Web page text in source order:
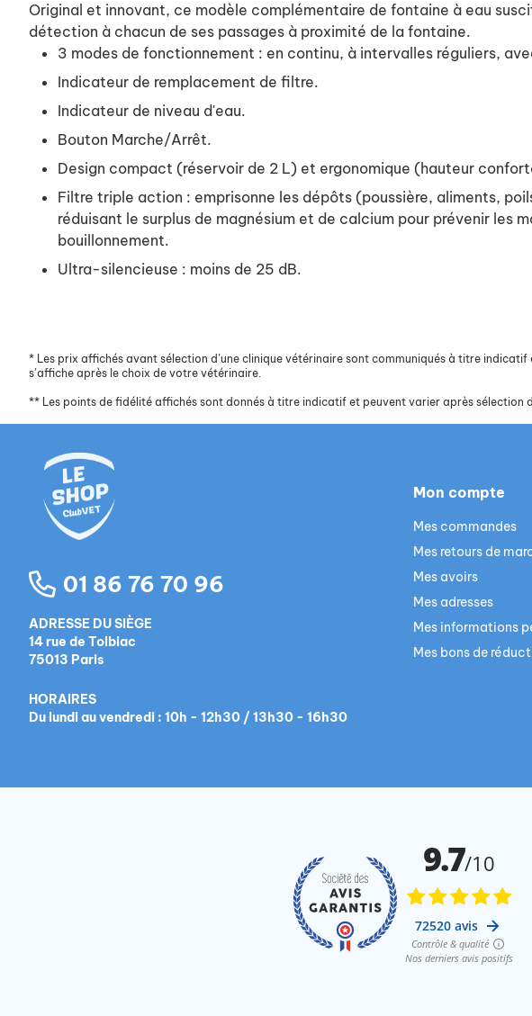
Original et innovant, ce modèle complémentaire de fontaine à eau
détection à chacun de ses passages à proximité de la fontaine.
3 modes de fonctionnement : en continu, à intervalles réguliers,
Indicateur de remplacement de filtre.
Indicateur de niveau d'eau.
Bouton Marche/Arrêt.
Design compact (réservoir de 2 L) et ergonomique (hauteur
Filtre triple action : emprisonne les dépôts (poussière, aliments,
réduisant le surplus de magnésium et de calcium pour prévenir les
bouillonnement.
Ultra-silencieuse : moins de 25 dB.
* Les prix affichés avant sélection d’une clinique vétérinaire sont communiqués à titre
s’affiche après le choix de votre vétérinaire.
** Les points de fidélité affichés sont donnés à titre indicatif et peuvent varier après sélection
01 86 76 70 96
ADRESSE DU SIÈGE
14 rue de Tolbiac
75013 Paris
HORAIRES
Du lundi au vendredi : 10h - 12h30 / 13h30 - 16h30
Mon compte
Mes commandes
Mes retours de
Mes avoirs
Mes adresses
Mes informations
Mes bons de